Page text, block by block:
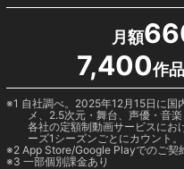
月額
7,400作
1 自社調べ。2025年12月15日に国
メ、2.5次元・舞台、声優・音
各社の定額制動画サービスにお
ーズ1シーズンごとにカウント。
2 App Store/Google Playでのご契
3 一部個別課金あり